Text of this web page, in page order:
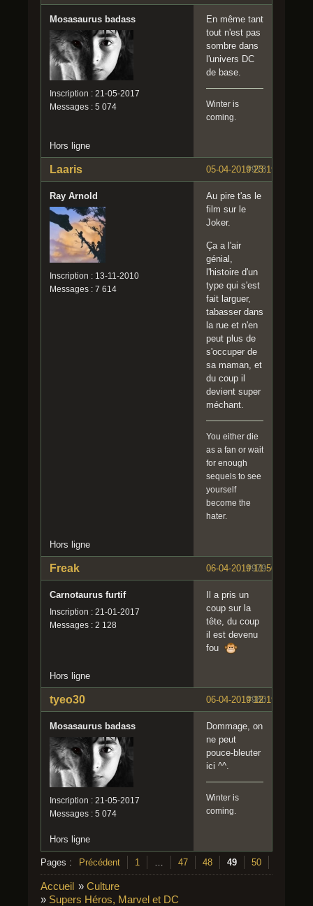
Mosasaurus badass
Inscription : 21-05-2017
Messages : 5 074
En même tant
tout n'est pas
sombre dans
l'univers DC
de base.
Winter is
coming.
Hors ligne
#978
05-04-2019 23:19:10
Laaris
Ray Arnold
Inscription : 13-11-2010
Messages : 7 614
Au pire t'as le
film sur le
Joker.
Ça a l'air
génial,
l'histoire d'un
type qui s'est
fait larguer,
tabasser dans
la rue et n'en
peut plus de
s'occuper de
sa maman, et
du coup il
devient super
méchant.
You either die
as a fan or wait
for enough
sequels to see
yourself
become the
hater.
Hors ligne
#979
06-04-2019 11:50:35
Freak
Carnotaurus furtif
Inscription : 21-01-2017
Messages : 2 128
Il a pris un
coup sur la
tête, du coup
il est devenu
fou
Hors ligne
#980
06-04-2019 12:19:08
tyeo30
Mosasaurus badass
Inscription : 21-05-2017
Messages : 5 074
Dommage, on
ne peut
pouce-bleuter
ici ^^.
Winter is
coming.
Hors ligne
Pages : Précédent 1 47 48 49 50
Accueil » Culture
» Supers Héros, Marvel et DC